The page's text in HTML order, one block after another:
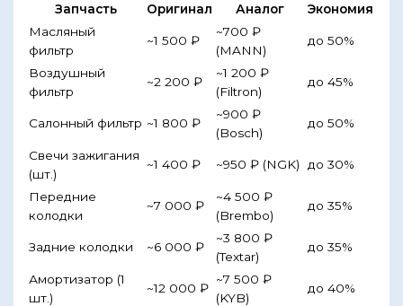
Запчасть Оригинал Аналог
Экономия
Масляный
фильтр
~1 500 ₽
~700 ₽
(MANN)
до 50%
Воздушный
фильтр
~2 200 ₽
~1 200 ₽
(Filtron)
до 45%
Салонный фильтр ~1 800 ₽
~900 ₽
(Bosch)
до 50%
Свечи зажигания
(шт.)
~1 400 ₽ ~950 ₽ (NGK) до 30%
Передние
колодки
~7 000 ₽
~4 500 ₽
(Brembo)
до 35%
Задние колодки ~6 000 ₽
~3 800 ₽
(Textar)
до 35%
Амортизатор (1
шт.)
~12 000 ₽
~7 500 ₽
(KYB)
до 40%